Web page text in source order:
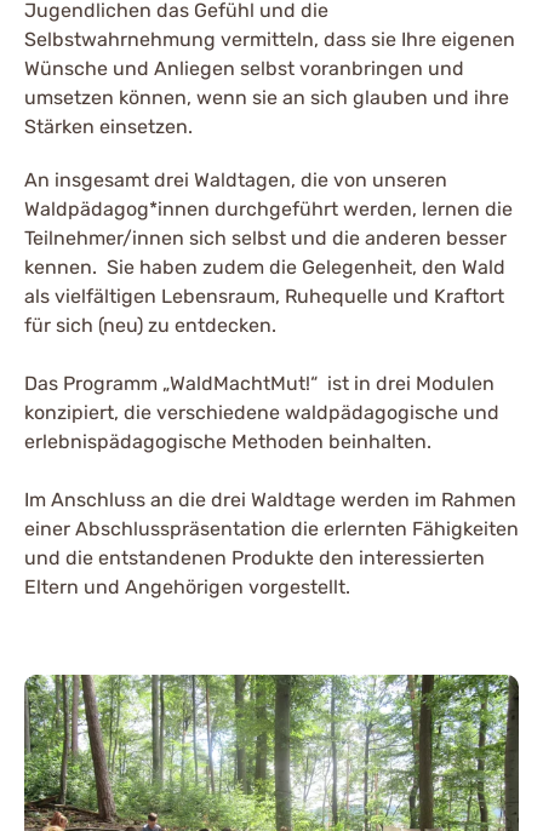
Jugendlichen das Gefühl und die
Selbstwahrnehmung vermitteln, dass sie Ihre eigenen
Wünsche und Anliegen selbst voranbringen und
umsetzen können, wenn sie an sich glauben und ihre
Stärken einsetzen.
An insgesamt drei Waldtagen, die von unseren
Waldpädagog*innen durchgeführt werden, lernen die
Teilnehmer/innen sich selbst und die anderen besser
kennen. Sie haben zudem die Gelegenheit, den Wald
als vielfältigen Lebensraum, Ruhequelle und Kraftort
für sich (neu) zu entdecken.
Das Programm „WaldMachtMut!“ ist in drei Modulen
konzipiert, die verschiedene waldpädagogische und
erlebnispädagogische Methoden beinhalten.
Im Anschluss an die drei Waldtage werden im Rahmen
einer Abschlusspräsentation die erlernten Fähigkeiten
und die entstandenen Produkte den interessierten
Eltern und Angehörigen vorgestellt.